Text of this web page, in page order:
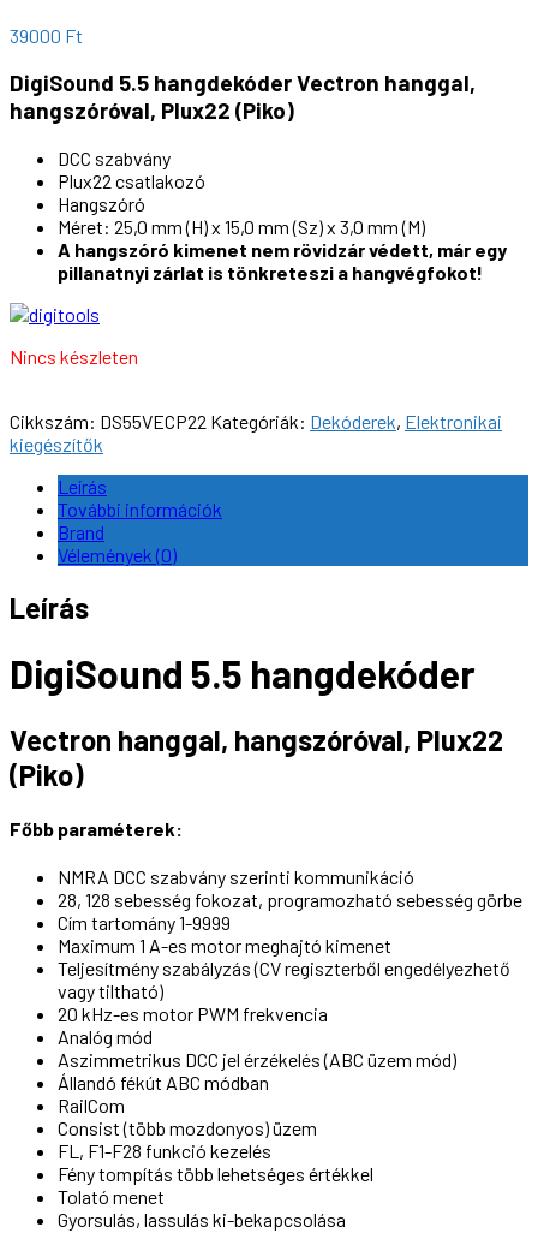
39000 Ft
DigiSound 5.5 hangdekóder Vectron hanggal,
hangszóróval, Plux22 (Piko)
DCC szabvány
Plux22 csatlakozó
Hangszóró
Méret: 25,0 mm (H) x 15,0 mm (Sz) x 3,0 mm (M)
A hangszóró kimenet nem rövidzár védett, már egy
pillanatnyi zárlat is tönkreteszi a hangvégfokot!
Nincs készleten
Cikkszám: DS55VECP22 Kategóriák: Dekóderek, Elektronikai
kiegészítők
Leírás
További információk
Brand
Vélemények (0)
Leírás
DigiSound 5.5 hangdekóder
Vectron hanggal, hangszóróval, Plux22
(Piko)
Főbb paraméterek:
NMRA DCC szabvány szerinti kommunikáció
28, 128 sebesség fokozat, programozható sebesség görbe
Cím tartomány 1-9999
Maximum 1 A-es motor meghajtó kimenet
Teljesítmény szabályzás (CV regiszterből engedélyezhető
vagy tiltható)
20 kHz-es motor PWM frekvencia
Analóg mód
Aszimmetrikus DCC jel érzékelés (ABC üzem mód)
Állandó fékút ABC módban
RailCom
Consist (több mozdonyos) üzem
FL, F1-F28 funkció kezelés
Fény tompítás több lehetséges értékkel
Tolató menet
Gyorsulás, lassulás ki-bekapcsolása